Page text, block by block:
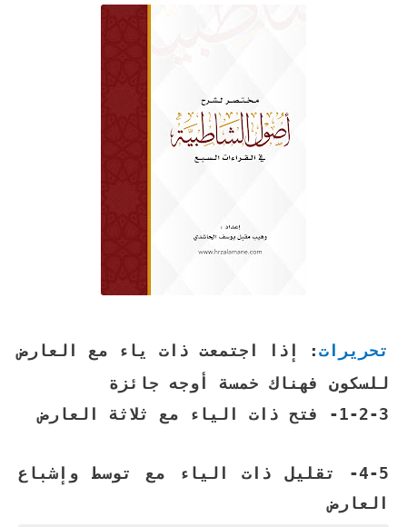
تحريرات: إذا اجتمعت ذات ياء مع العارض
للسكون فهناك خمسة أوجه جائزة
1-2-3- فتح ذات الياء مع ثلاثة العارض
4-5- تقليل ذات الياء مع توسط وإشباع
العارض